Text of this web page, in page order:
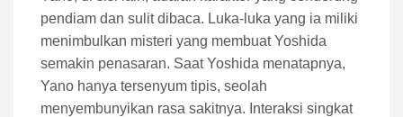
pendiam dan sulit dibaca. Luka-luka yang ia miliki
menimbulkan misteri yang membuat Yoshida
semakin penasaran. Saat Yoshida menatapnya,
Yano hanya tersenyum tipis, seolah
menyembunyikan rasa sakitnya. Interaksi singkat